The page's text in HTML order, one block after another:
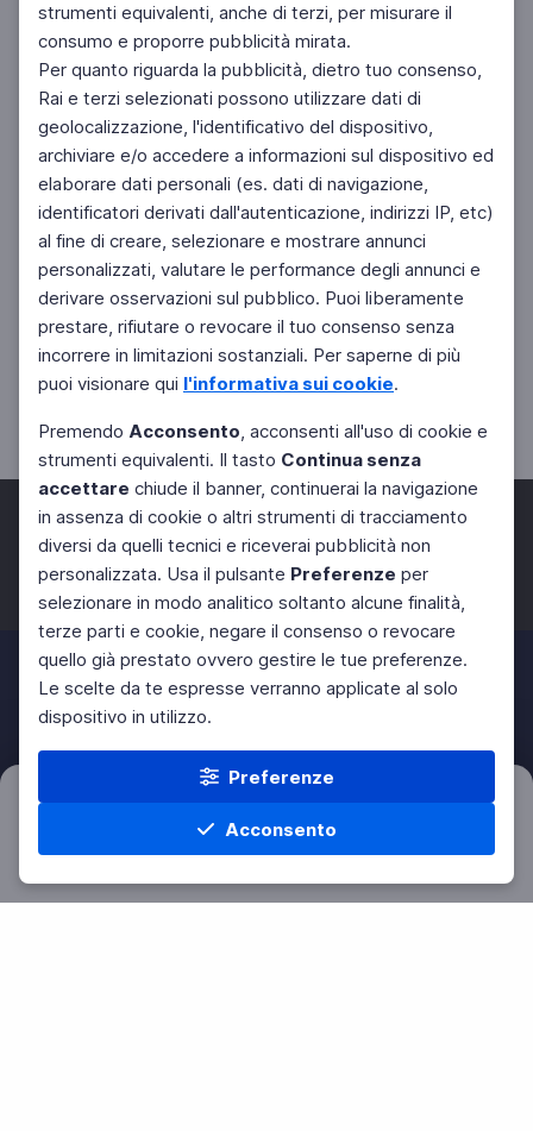
strumenti equivalenti, anche di terzi, per misurare il
consumo e proporre pubblicità mirata.
Per quanto riguarda la pubblicità, dietro tuo consenso,
Rai e terzi selezionati possono utilizzare dati di
geolocalizzazione, l'identificativo del dispositivo,
archiviare e/o accedere a informazioni sul dispositivo ed
elaborare dati personali (es. dati di navigazione,
identificatori derivati dall'autenticazione, indirizzi IP, etc)
al fine di creare, selezionare e mostrare annunci
personalizzati, valutare le performance degli annunci e
derivare osservazioni sul pubblico. Puoi liberamente
prestare, rifiutare o revocare il tuo consenso senza
incorrere in limitazioni sostanziali. Per saperne di più
puoi visionare qui l'informativa sui cookie.
Premendo Acconsento, acconsenti all'uso di cookie e
strumenti equivalenti. Il tasto Continua senza
accettare chiude il banner, continuerai la navigazione
in assenza di cookie o altri strumenti di tracciamento
diversi da quelli tecnici e riceverai pubblicità non
personalizzata. Usa il pulsante Preferenze per
selezionare in modo analitico soltanto alcune finalità,
terze parti e cookie, negare il consenso o revocare
quello già prestato ovvero gestire le tue preferenze.
Le scelte da te espresse verranno applicate al solo
dispositivo in utilizzo.
Preferenze
Acconsento
Home Materie Cerca Menu
Filtri
Facebook Twitter Instagram